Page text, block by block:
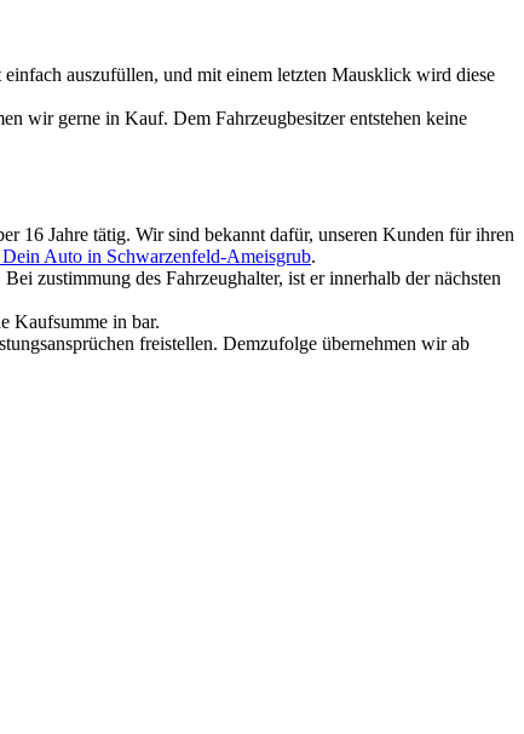
auszufüllen, und mit einem letzten Mausklick wird diese
wir gerne in Kauf. Dem Fahrzeugbesitzer entstehen keine
16 Jahre tätig. Wir sind bekannt dafür, unseren Kunden für ihren
Auto in Schwarzenfeld-Ameisgrub.
zustimmung des Fahrzeughalter, ist er innerhalb der nächsten
Kaufsumme in bar.
freistellen. Demzufolge übernehmen wir ab